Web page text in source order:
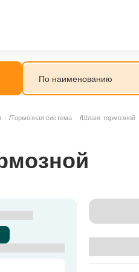
Тормозная система Шланг тормозной